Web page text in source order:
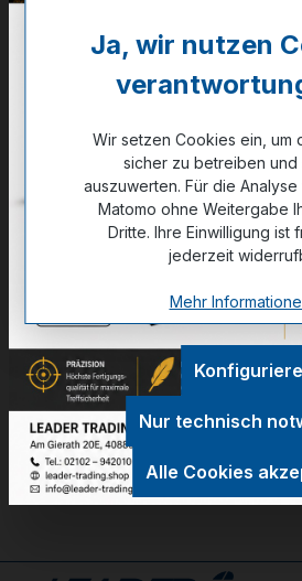
✔ Auf Lager
Zum Merkzettel hinzufügen
Technische Daten
GPSR Information
Bewertungen
Ja, wir nutzen
Wir setzen Cookies ein, um
sicher zu betreiben und
auszuwerten. Für die
Matomo ohne Weitergabe
Dritte. Ihre Einwilligung ist
jederzeit
Mehr
Nur technisch
Alle Cookies